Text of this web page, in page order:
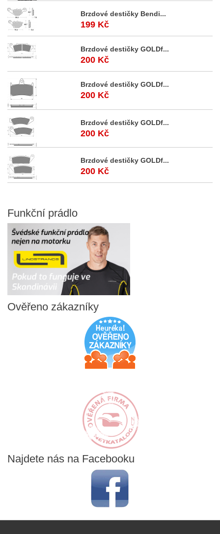
Brzdové destičky Bendi...
199 Kč
Brzdové destičky GOLDf...
200 Kč
Brzdové destičky GOLDf...
200 Kč
Brzdové destičky GOLDf...
200 Kč
Brzdové destičky GOLDf...
200 Kč
Funkční prádlo
Ověřeno zákazníky
Najdete nás na Facebooku